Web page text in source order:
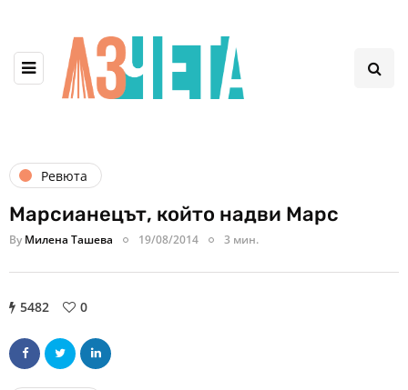
Ревюта
Марсианецът, който надви Марс
By Милена Ташева 19/08/2014 3 мин.
5482 0